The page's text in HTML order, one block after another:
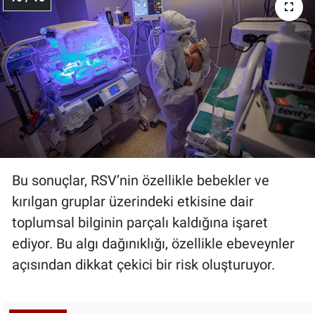
Bu sonuçlar, RSV’nin özellikle bebekler ve
kırılgan gruplar üzerindeki etkisine dair
toplumsal bilginin parçalı kaldığına işaret
ediyor. Bu algı dağınıklığı, özellikle ebeveynler
açısından dikkat çekici bir risk oluşturuyor.